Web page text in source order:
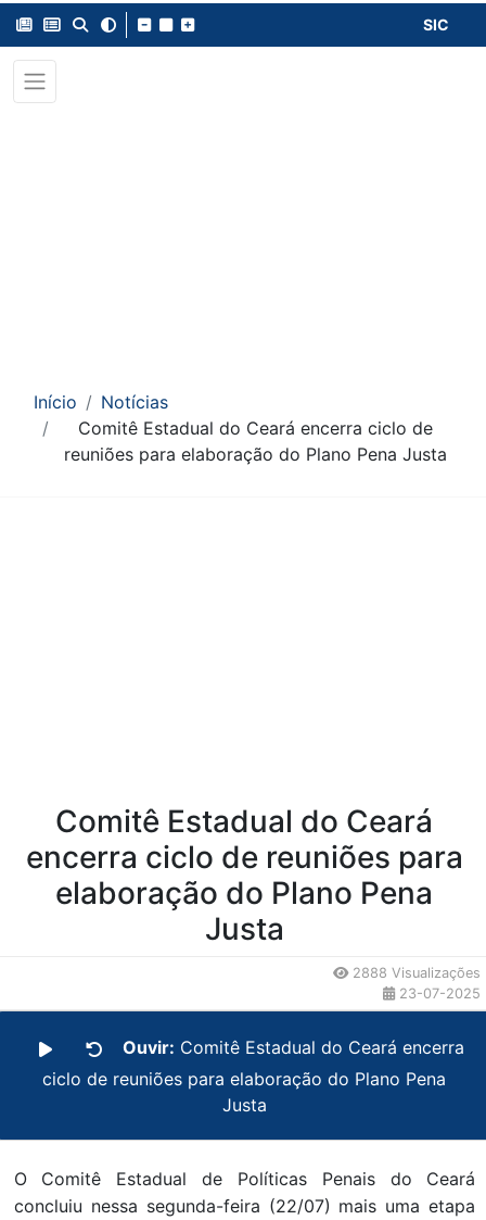
SIC
Início
Notícias
Comitê Estadual do Ceará encerra ciclo de
reuniões para elaboração do Plano Pena Justa
Comitê Estadual do Ceará
encerra ciclo de reuniões para
elaboração do Plano Pena
Justa
2888 Visualizações
23-07-2025
Ouvir: Comitê Estadual do Ceará encerra
ciclo de reuniões para elaboração do Plano Pena
Justa
O Comitê Estadual de Políticas Penais do Ceará
concluiu nessa segunda-feira (22/07) mais uma etapa